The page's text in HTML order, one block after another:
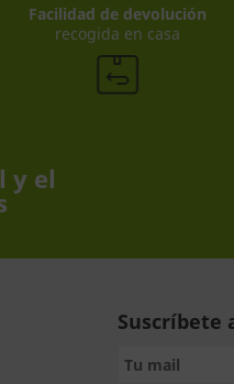
Facilidad de devolución
recogida en casa
y el
Suscríbete